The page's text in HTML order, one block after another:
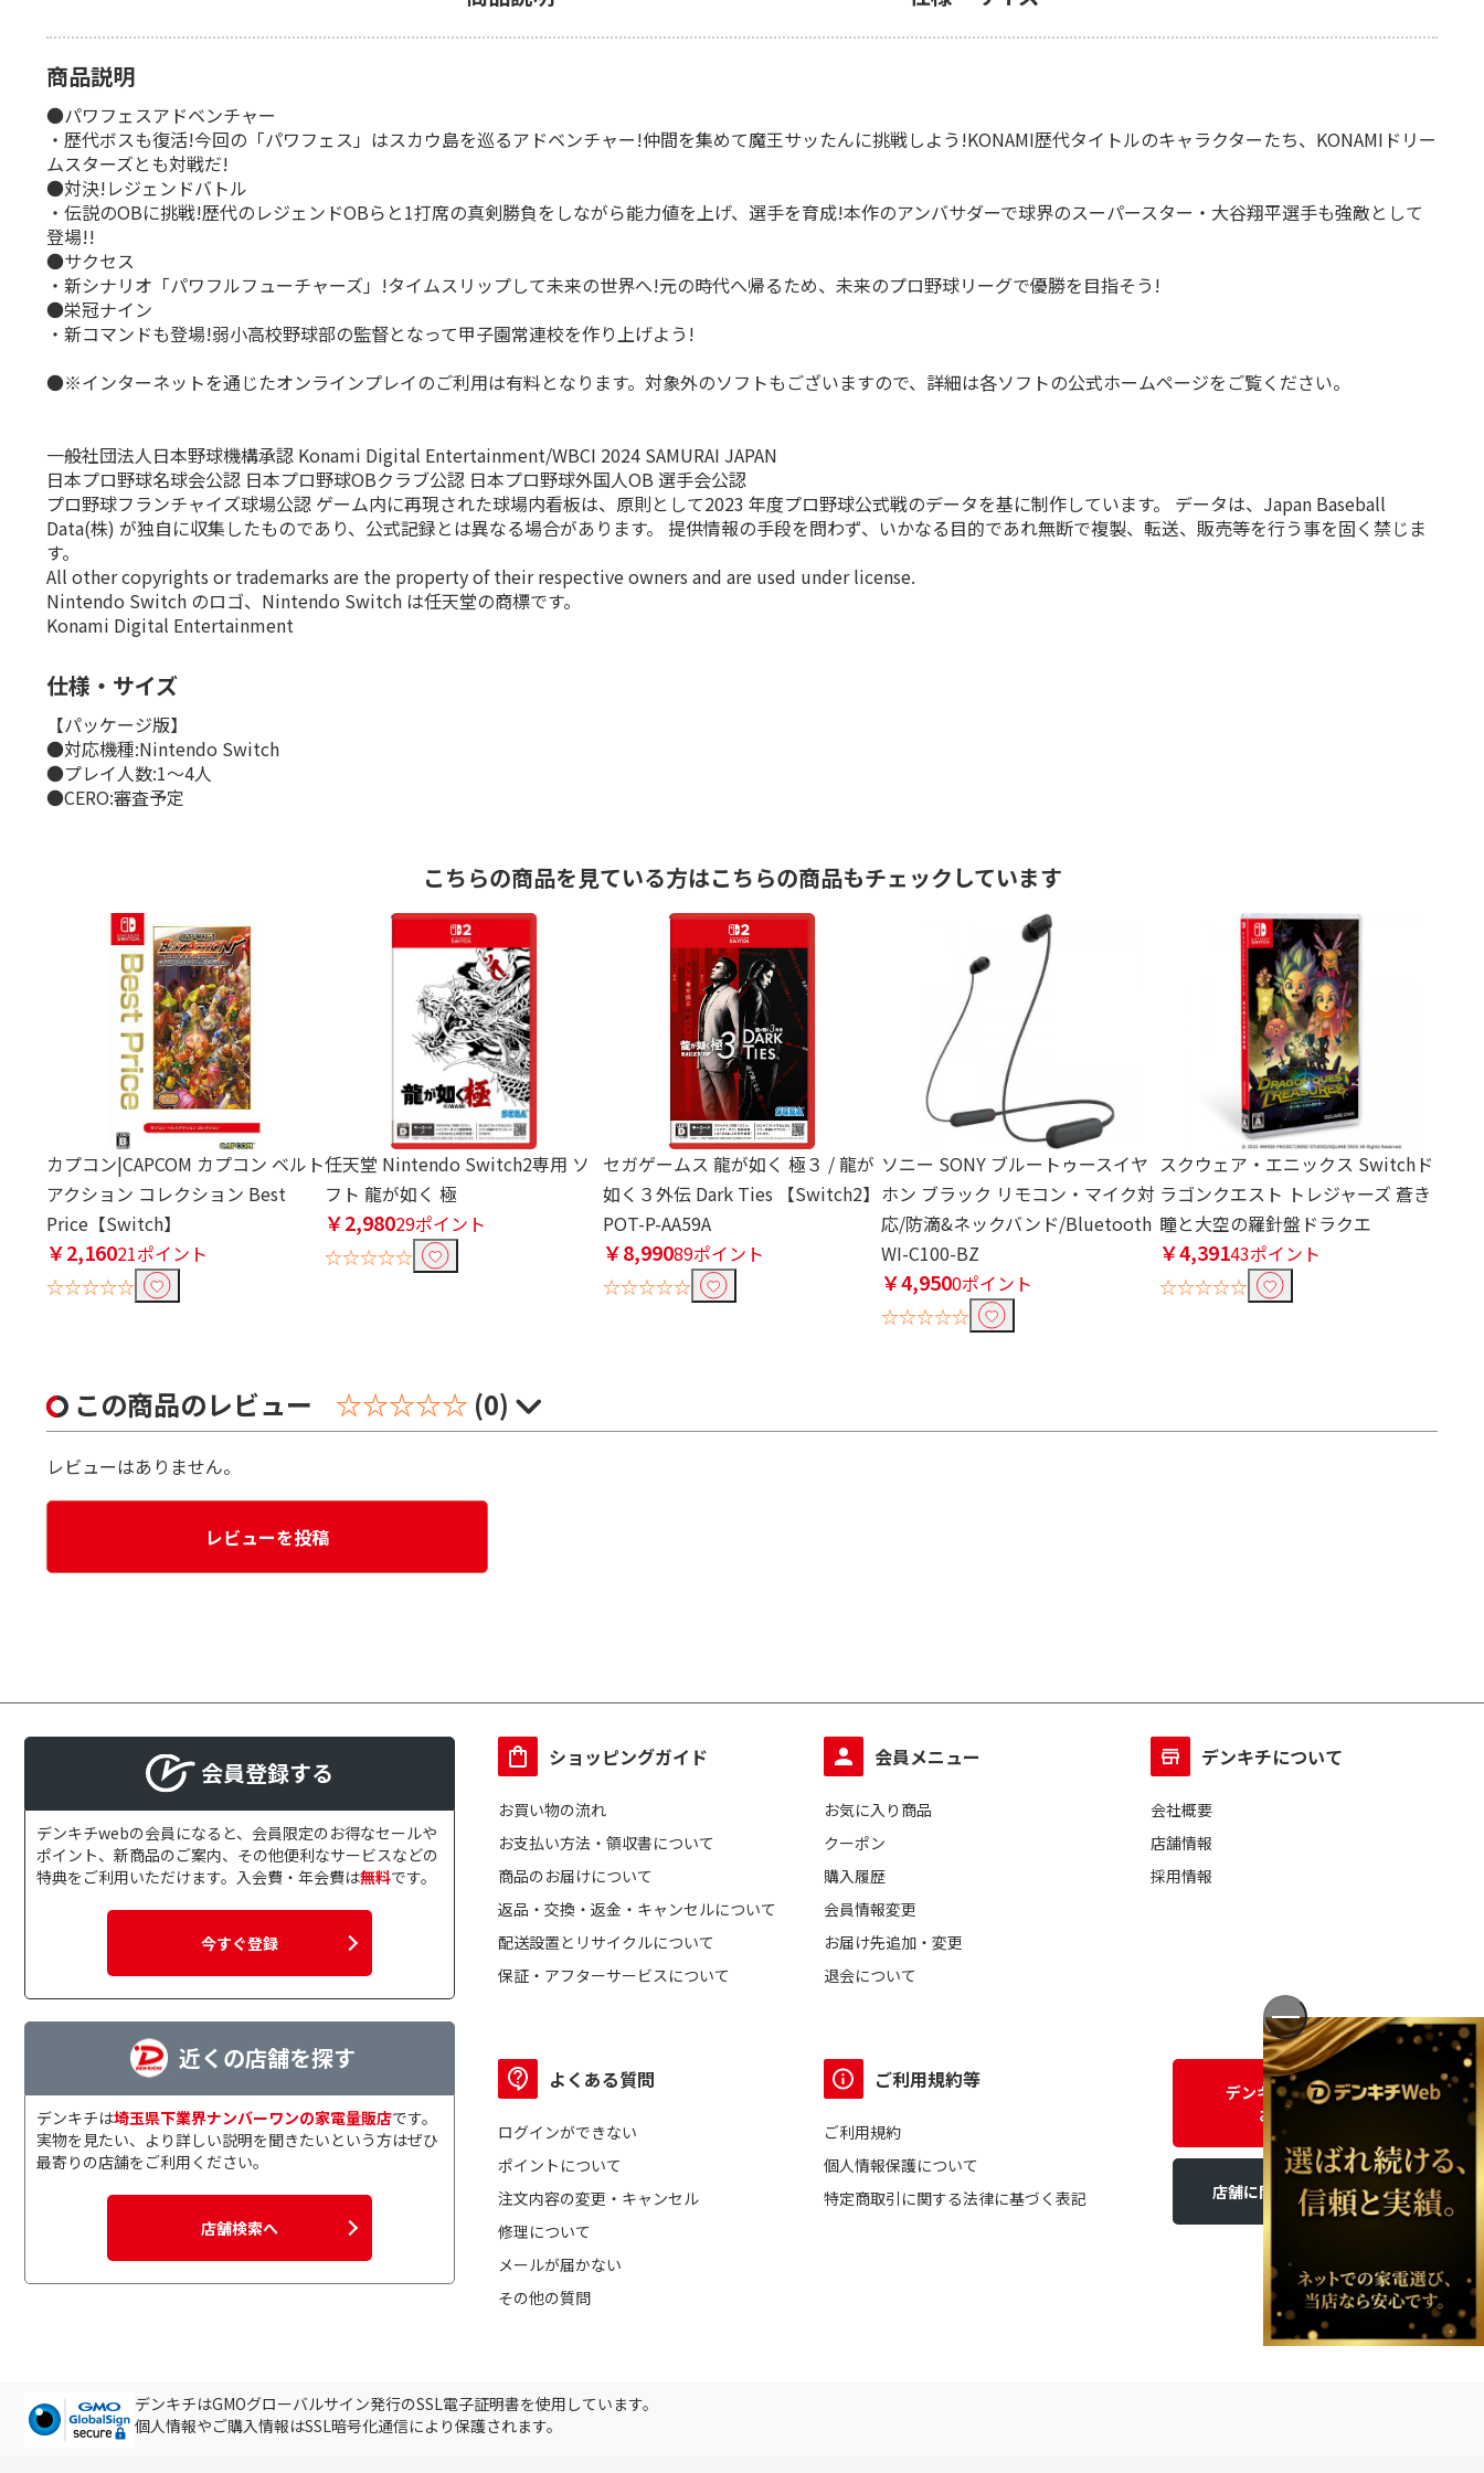
商品説明
●パワフェスアドベンチャー
・歴代ボスも復活!今回の「パワフェス」はスカウ島を巡るアドベンチャー!仲間を集めて魔王サッたんに挑戦しよう!KONAMI歴代タイトルのキャラクターたち、KONAMIドリー
ムスターズとも対戦だ!
●対決!レジェンドバトル
・伝説のOBに挑戦!歴代のレジェンドOBらと1打席の真剣勝負をしながら能力値を上げ、選手を育成!本作のアンバサダーで球界のスーパースター・大谷翔平選手も強敵として
登場!!
●サクセス
・新シナリオ「パワフルフューチャーズ」!タイムスリップして未来の世界へ!元の時代へ帰るため、未来のプロ野球リーグで優勝を目指そう!
●栄冠ナイン
・新コマンドも登場!弱小高校野球部の監督となって甲子園常連校を作り上げよう!
●※インターネットを通じたオンラインプレイのご利用は有料となります。対象外のソフトもございますので、詳細は各ソフトの公式ホームページをご覧ください。
一般社団法人日本野球機構承認 Konami Digital Entertainment/WBCI 2024 SAMURAI JAPAN
日本プロ野球名球会公認 日本プロ野球OBクラブ公認 日本プロ野球外国人OB 選手会公認
プロ野球フランチャイズ球場公認 ゲーム内に再現された球場内看板は、原則として2023 年度プロ野球公式戦のデータを基に制作しています。 データは、Japan Baseball
Data(株) が独自に収集したものであり、公式記録とは異なる場合があります。 提供情報の手段を問わず、いかなる目的であれ無断で複製、転送、販売等を行う事を固く禁じま
す。
All other copyrights or trademarks are the property of their respective owners and are used under license.
Nintendo Switch のロゴ、Nintendo Switch は任天堂の商標です。
Konami Digital Entertainment
仕様・サイズ
【パッケージ版】
●対応機種:Nintendo Switch
●プレイ人数:1〜4人
●CERO:審査予定
こちらの商品を見ている方はこちらの商品もチェックしています
カプコン|CAPCOM カプコン ベルト
アクション コレクション Best
Price【Switch】
￥2,16021ポイント
☆☆☆☆☆
任天堂 Nintendo Switch2専用 ソ
フト 龍が如く 極
￥2,98029ポイント
☆☆☆☆☆
セガゲームス 龍が如く 極３ / 龍が
如く３外伝 Dark Ties 【Switch2】
POT-P-AA59A
￥8,99089ポイント
☆☆☆☆☆
ソニー SONY ブルートゥースイヤ
ホン ブラック リモコン・マイク対
応/防滴&ネックバンド/Bluetooth
WI-C100-BZ
￥4,9500ポイント
☆☆☆☆☆
スクウェア・エニックス Switchド
ラゴンクエスト トレジャーズ 蒼き
瞳と大空の羅針盤ドラクエ
￥4,39143ポイント
☆☆☆☆☆
この商品のレビュー ☆☆☆☆☆ (0)
レビューはありません。
レビューを投稿
会員登録する
デンキチwebの会員になると、会員限定のお得なセールや
ポイント、新商品のご案内、その他便利なサービスなどの
特典をご利用いただけます。入会費・年会費は無料です。
今すぐ登録
近くの店舗を探す
デンキチは埼玉県下業界ナンバーワンの家電量販店です。
実物を見たい、より詳しい説明を聞きたいという方はぜひ
最寄りの店舗をご利用ください。
店舗検索へ
ショッピングガイド
お買い物の流れ
お支払い方法・領収書について
商品のお届けについて
返品・交換・返金・キャンセルについて
配送設置とリサイクルについて
保証・アフターサービスについて
会員メニュー
お気に入り商品
クーポン
購入履歴
会員情報変更
お届け先追加・変更
退会について
デンキチについて
会社概要
店舗情報
採用情報
よくある質問
ログインができない
ポイントについて
注文内容の変更・キャンセル
修理について
メールが届かない
その他の質問
ご利用規約等
ご利用規約
個人情報保護について
特定商取引に関する法律に基づく表記
デンキチWEBに関する
お問い合わせ
店舗に関するお問い合わせ
デンキチはGMOグローバルサイン発行のSSL電子証明書を使用しています。
個人情報やご購入情報はSSL暗号化通信により保護されます。